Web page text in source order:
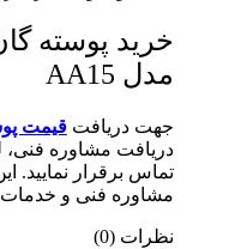
مدل AA15
جهت دریافتقیمت
دریافت مشاوره فنی،
تماس برقرار نمایید.
مشاوره فنی و
نظرات (0)